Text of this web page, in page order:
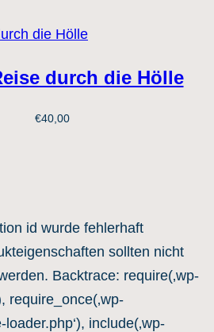
durch die Hölle
€40,00
id wurde fehlerhaft
sollten nicht
Backtrace: require(‚wp-
require_once(‚wp-
include(‚wp-